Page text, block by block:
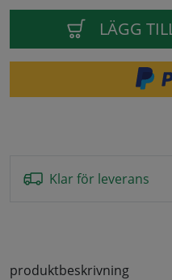
LÄGG
Klar för leverans
produktbeskrivning